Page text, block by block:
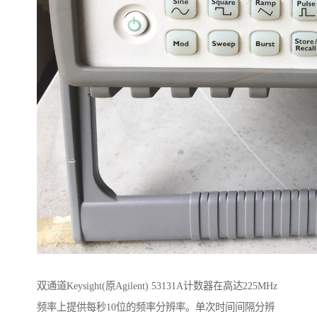
双通道Keysight(原Agilent) 53131A计数器在高达225MHz
频率上提供每秒10位的频率分辨率。单次时间间隔分辨